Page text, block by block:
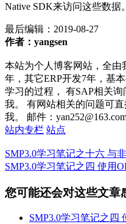
Native SDK来访问这些数据。
最后编辑： 2019-08-27
作者：yangsen
本站为个人博客网站，全由
年，其它ERP开发7年，基
学习的过程， 有SAP相关
我。 有网站相关的问题可
我。 邮件：
站内专栏 站点
SMP3.0学习笔记之十六 与
SMP3.0学习笔记之四 使用
您可能还会对这些文章
SMP3.0学习笔记之四